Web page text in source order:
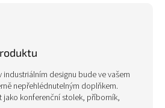
industriálním designu bude ve vašem
nepřehlédnutelným doplňkem.
jako konferenční stolek, příborník,